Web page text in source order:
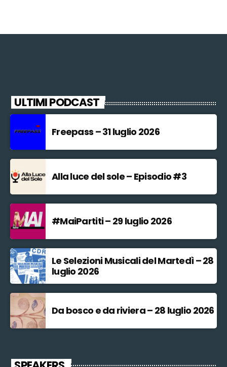
ULTIMI PODCAST
Freepass – 31 luglio 2026
Alla luce del sole – Episodio #3
#MaiPartiti – 29 luglio 2026
Le Selezioni Musicali del Martedì – 28
luglio 2026
Da bosco e da riviera – 28 luglio 2026